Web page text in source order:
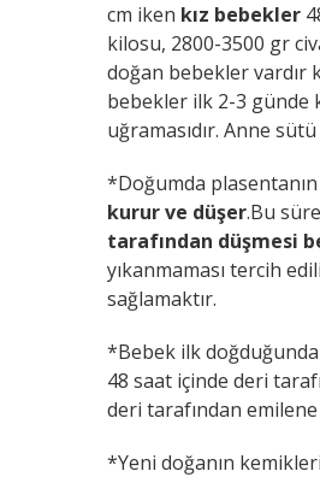
cm iken kız bebekler
kilosu, 2800-3500 gr
doğan bebekler vardır
bebekler ilk 2-3 günde
uğramasıdır. Anne
*Doğumda
kurur ve düşer.Bu
tarafından düşmesi
yıkanmaması tercih
sağlamaktır.
*Bebek ilk doğduğunda
48 saat içinde deri
deri tarafından
*Yeni doğanın